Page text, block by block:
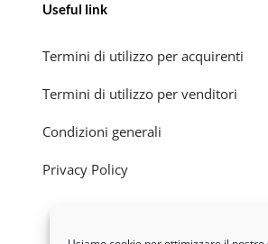
Useful link
Termini di utilizzo per acquirenti
Termini di utilizzo per venditori
Condizioni generali
Privacy Policy